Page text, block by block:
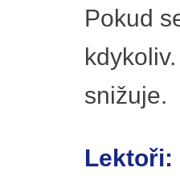
Pokud
snižuje.
Lektoři: